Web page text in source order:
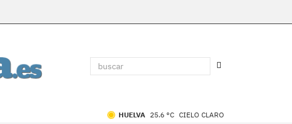
HUELVA 25.6 °C CIELO CLARO